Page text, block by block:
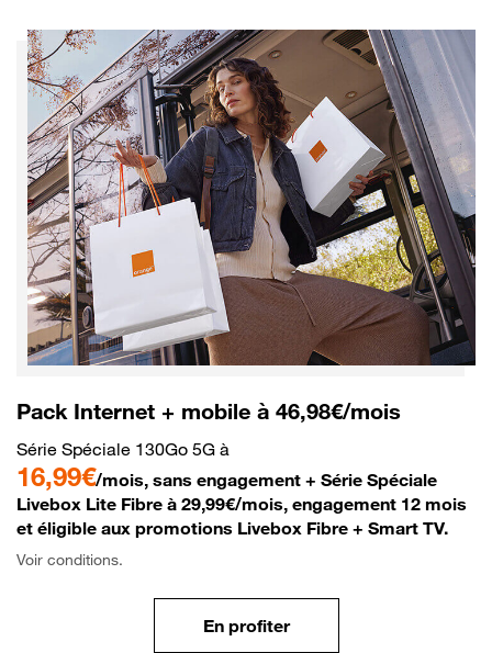
Pack Internet + mobile à 46,98€/mois
Série Spéciale 130Go 5G à
16,99€/mois, sans engagement + Série Spéciale
Livebox Lite Fibre à 29,99€/mois, engagement 12 mois
et éligible aux promotions Livebox Fibre + Smart TV.
Voir conditions.
En profiter